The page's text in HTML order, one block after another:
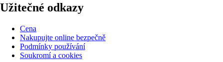
Užitečné odkazy
Cena
Nakupujte online bezpečně
Podmínky používání
Soukromí a cookies